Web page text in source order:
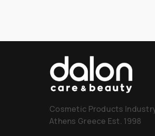
Cosmetic Products
Athens Greece Est. 1998